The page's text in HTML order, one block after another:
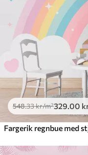
548.33kr/m²329.00 kr